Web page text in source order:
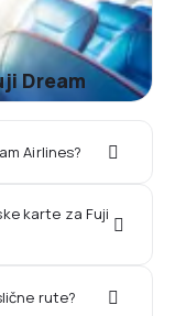
Dream
Airlines?
karte za Fuji
rute?